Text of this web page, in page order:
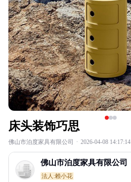
床头装饰巧思
佛山市泊度家具有限公司 · 2026-04-08 14:17:14
佛山市泊度家具有限公司
法人:赖小花